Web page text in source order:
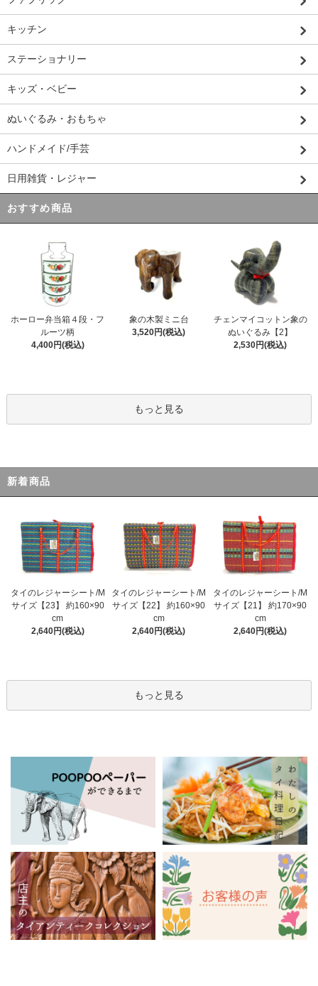
キッチン
ステーショナリー
キッズ・ベビー
ぬいぐるみ・おもちゃ
ハンドメイド/手芸
日用雑貨・レジャー
おすすめ商品
ホーロー弁当箱４段・フ
ルーツ柄
4,400円(税込)
象の木製ミニ台
3,520円(税込)
チェンマイコットン象の
ぬいぐるみ【2】
2,530円(税込)
もっと見る
新着商品
タイのレジャーシート/M
サイズ【23】 約160×90
cm
2,640円(税込)
タイのレジャーシート/M
サイズ【22】 約160×90
cm
2,640円(税込)
タイのレジャーシート/M
サイズ【21】 約170×90
cm
2,640円(税込)
もっと見る